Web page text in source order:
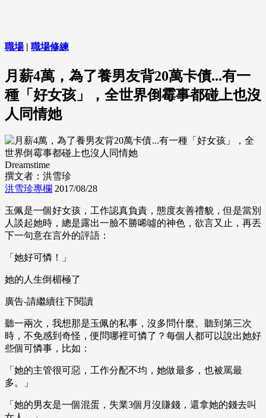
職場| 職場修練
月薪4萬，為了養男友背20萬卡債...有一
種「好女孩」，全世界倒霉事都碰上也沒
人同情她
Dreamstime
撰文者：洪雪珍
洪雪珍專欄 2017/08/28
玉佩是一個好女孩，工作認真負責，態度友善禮貌，但是當別
人談起她時，總是露出一臉不勝唏噓的神色，欲言又止，再丟
下一句意在言外的評語：
「她好可憐！」
她的人生倒楣極了
廣告-請繼續往下閱讀
聽一兩次，我想那是玉佩的私事，沒多問什麼。聽到第三次
時，不免感到奇怪，便問哪裡可憐了？每個人都可以說出她好
些個可憐事，比如：
「她的主管很可惡，工作分配不均，她做最多，也被罵最
多。」
「她的男友是一個混蛋，失業3個月沒賺錢，還拿她的錢去叫